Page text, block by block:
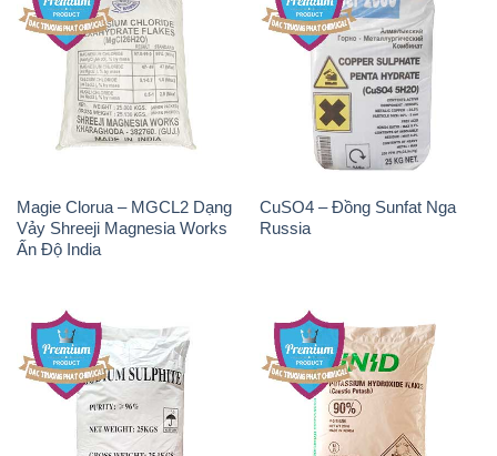
Magie Clorua – MGCL2 Dạng
Vảy Shreeji Magnesia Works
Ấn Độ India
CuSO4 – Đồng Sunfat Nga
Natri Sunphit – NA2SO3
Trung Quốc China
KOH ( 90%) – Potassium
Hydroxide Unid Hàn Quốc